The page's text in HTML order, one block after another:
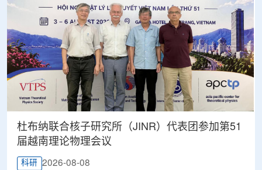
杜布纳联合核子研究所（JINR）代表团参加第51
届越南理论物理会议
科研 2026-08-08